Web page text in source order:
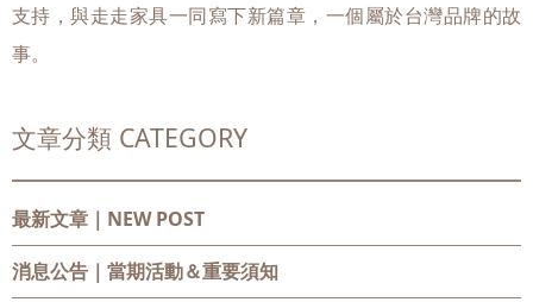
支持，與走走家具一同寫下新篇章，一個屬於台灣品牌的故
事。
文章分類 CATEGORY
最新文章｜NEW POST
消息公告 ｜當期活動＆重要須知